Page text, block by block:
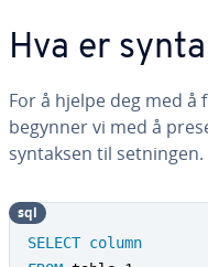
Hva er
For å hjelpe deg med å
begynner vi med å
syntaksen til
SELECT column
sql